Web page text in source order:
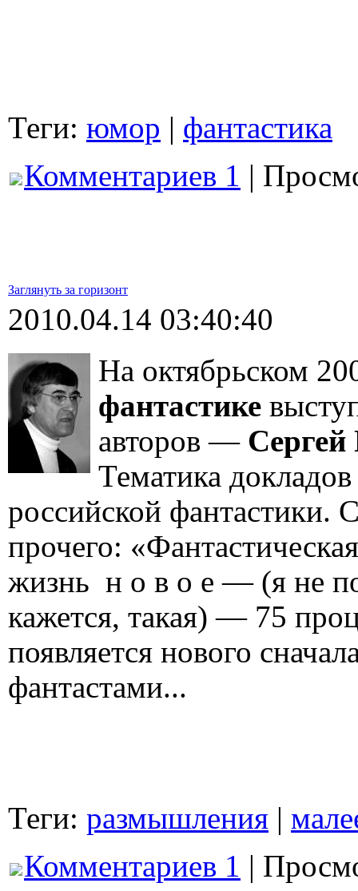
Теги: юмор | фантастика
Комментариев 1 |
Заглянуть за горизонт
2010.04.14 03:40:40
На октябрьском
фантастике
авторов —
Тематика
российской фантастики.
прочего:
жизнь н о в о е — (я не
кажется, такая) — 75
появляется нового
фантастами...
Теги: размышления |
Комментариев 1 |